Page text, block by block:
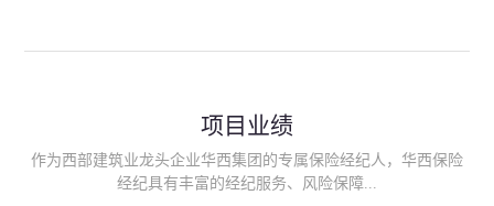
能够为客户降低风险管理成本，提高经营效率；能够为企业提供
从风险评估、风险分析、风险防范、风险转移到灾后防损、索赔
等全方位、全过程、专家式的服务，拓展和深化由保险公司提供
项目业绩
作为西部建筑业龙头企业华西集团的专属保险经纪人，华西保险
经纪具有丰富的经纪服务、风险保障...